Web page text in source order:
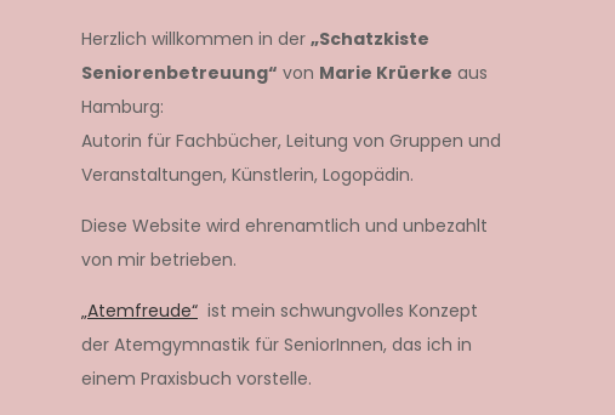
Herzlich willkommen in der „Schatzkiste
Seniorenbetreuung“ von Marie Krüerke aus
Hamburg:
Autorin für Fachbücher, Leitung von Gruppen und
Veranstaltungen, Künstlerin, Logopädin.
Diese Website wird ehrenamtlich und unbezahlt
von mir betrieben.
„Atemfreude“ ist mein schwungvolles Konzept
der Atemgymnastik für SeniorInnen, das ich in
einem Praxisbuch vorstelle.